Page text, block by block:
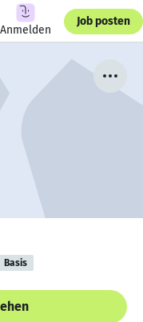
Anmelden
Job posten
Basis